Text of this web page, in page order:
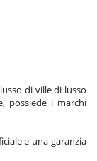
di ville di lusso
possiede i marchi
e una garanzia